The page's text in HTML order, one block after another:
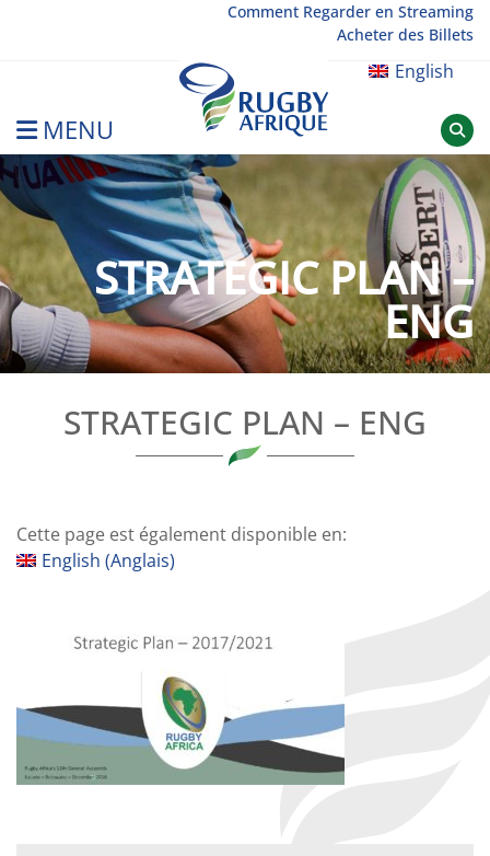
Comment Regarder en Streaming
Acheter des Billets
English
MENU
Rugby Afrique
STRATEGIC PLAN –
ENG
STRATEGIC PLAN – ENG
Cette page est également disponible en:
English (Anglais)